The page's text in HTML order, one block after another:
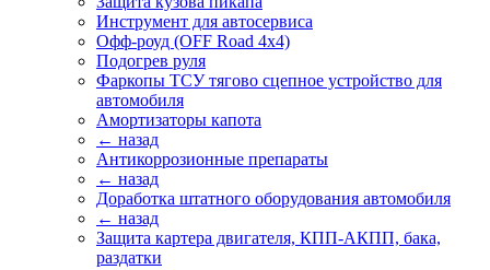
Инструмент для автосервиса
Офф-роуд (OFF Road 4x4)
Подогрев руля
Фаркопы ТСУ тягово сцепное устройство для
автомобиля
Амортизаторы капота
← назад
Антикоррозионные препараты
← назад
Доработка штатного оборудования автомобиля
← назад
Защита картера двигателя, КПП-АКПП, бака,
раздатки